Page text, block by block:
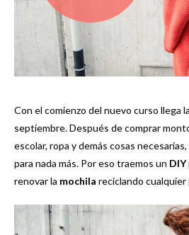
Con el comienzo del nuevo curso llega
septiembre. Después de comprar
escolar, ropa y demás cosas
para nada más. Por eso traemos un DIY
renovar la mochila reciclando